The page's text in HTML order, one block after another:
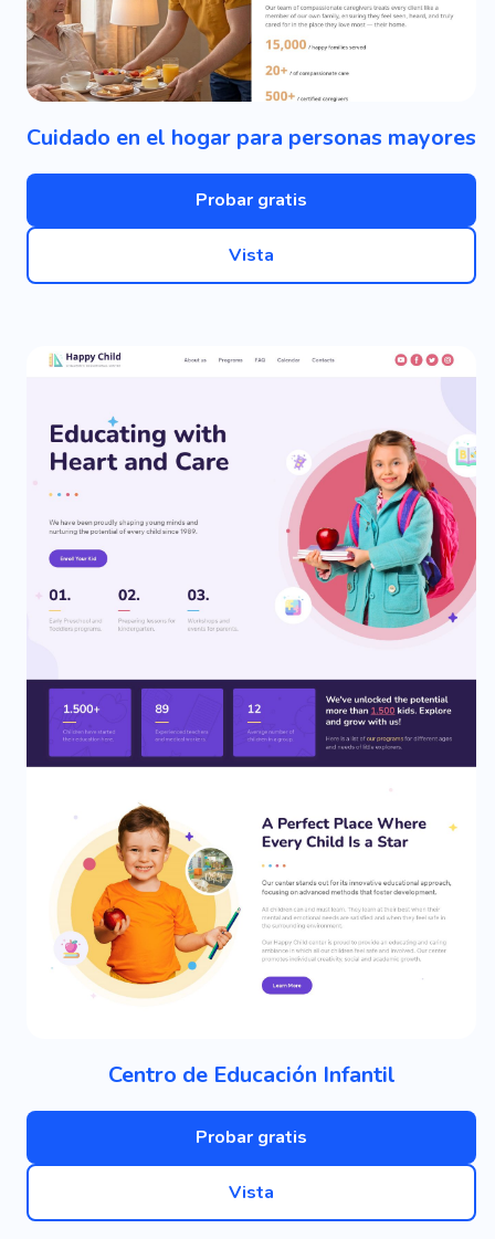
Cuidado en el hogar para personas mayores
Probar gratis
Vista
Centro de Educación Infantil
Probar gratis
Vista